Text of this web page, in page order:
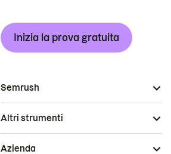
Inizia la prova gratuita
Semrush
Altri strumenti
Azienda